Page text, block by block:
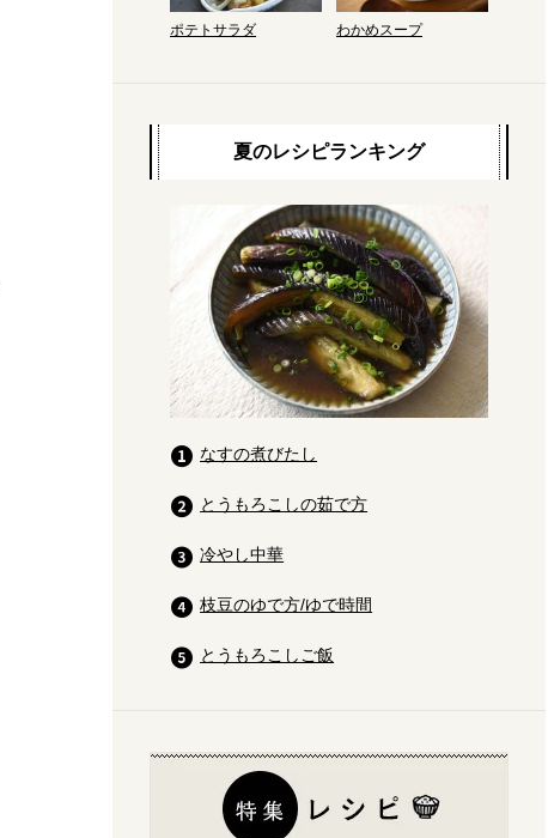
ポテトサラダ わかめスープ
夏のレシピランキング
なすの煮びたし
とうもろこしの茹で方
冷やし中華
枝豆のゆで方/ゆで時間
とうもろこしご飯